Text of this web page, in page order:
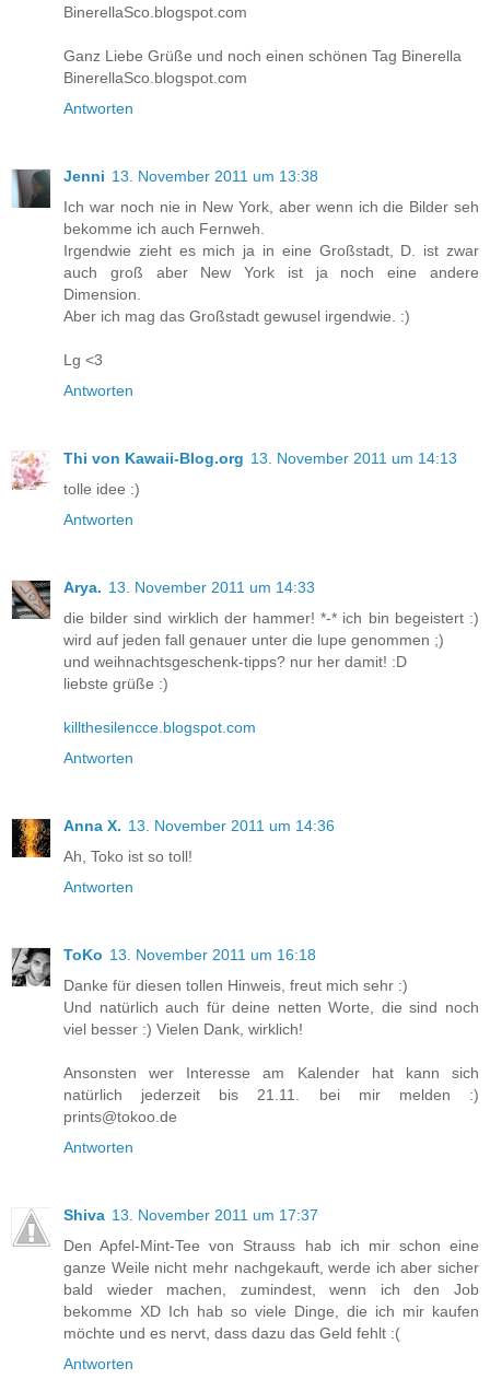
BinerellaSco.blogspot.com
Ganz Liebe Grüße und noch einen schönen Tag Binerella
BinerellaSco.blogspot.com
Antworten
Jenni 13. November 2011 um 13:38
Ich war noch nie in New York, aber wenn ich die Bilder seh
bekomme ich auch Fernweh.
Irgendwie zieht es mich ja in eine Großstadt, D. ist zwar
auch groß aber New York ist ja noch eine andere
Dimension.
Aber ich mag das Großstadt gewusel irgendwie. :)
Lg <3
Antworten
Thi von Kawaii-Blog.org 13. November 2011 um 14:13
tolle idee :)
Antworten
Arya. 13. November 2011 um 14:33
die bilder sind wirklich der hammer! *-* ich bin begeistert :)
wird auf jeden fall genauer unter die lupe genommen ;)
und weihnachtsgeschenk-tipps? nur her damit! :D
liebste grüße :)
killthesilencce.blogspot.com
Antworten
Anna X. 13. November 2011 um 14:36
Ah, Toko ist so toll!
Antworten
ToKo 13. November 2011 um 16:18
Danke für diesen tollen Hinweis, freut mich sehr :)
Und natürlich auch für deine netten Worte, die sind noch
viel besser :) Vielen Dank, wirklich!
Ansonsten wer Interesse am Kalender hat kann sich
natürlich jederzeit bis 21.11. bei mir melden :)
prints@tokoo.de
Antworten
Shiva 13. November 2011 um 17:37
Den Apfel-Mint-Tee von Strauss hab ich mir schon eine
ganze Weile nicht mehr nachgekauft, werde ich aber sicher
bald wieder machen, zumindest, wenn ich den Job
bekomme XD Ich hab so viele Dinge, die ich mir kaufen
möchte und es nervt, dass dazu das Geld fehlt :(
Antworten